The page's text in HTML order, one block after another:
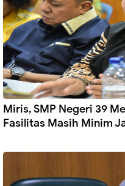
Miris, SMP Negeri 39
Fasilitas Masih Minim